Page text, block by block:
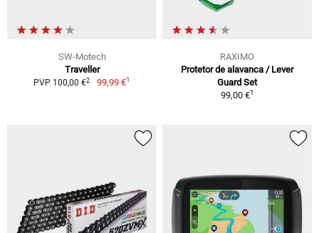
SW-Motech
Traveller
PVP 100,00 €2 99,99 €1
RAXIMO
Protetor de alavanca / Lever
Guard Set
99,00 €1